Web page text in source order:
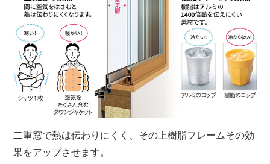
二重窓で熱は伝わりにくく、その上樹脂フレームその効
果をアップさせます。